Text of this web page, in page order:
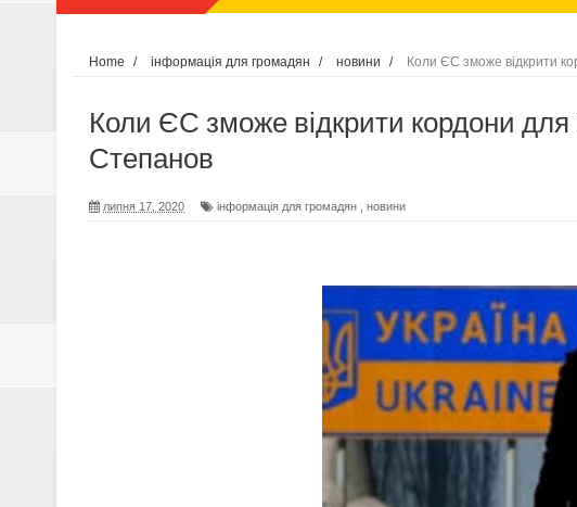
ДЕНЬ СОБОРНОСТІ УКРАЇНИ 2021
ПЛАТНИКИ ЄДИНОГО ПОДАТКУ І ГРУПИ
ЗҐВАЛТУВАННЯ 5-РІЧНОЇ ДИТИНИ
УСЕ СТАЛОСЬ
В УКРАЇНІ З'ЯВИВСЯ НОВИЙ СПОСІБ
НА ПОЛТАВЩИНІ ШАХРАЇ ПРОДАВАЛИ
ВСТАНОВЛЮЄ КОЛО ПОСТРАЖДАЛИХ
Home / інформація для громадян / новини / Коли ЄС зможе відкрити
Коли ЄС зможе відкрити кордони
Степанов
липня 17, 2020 інформація для громадян новини